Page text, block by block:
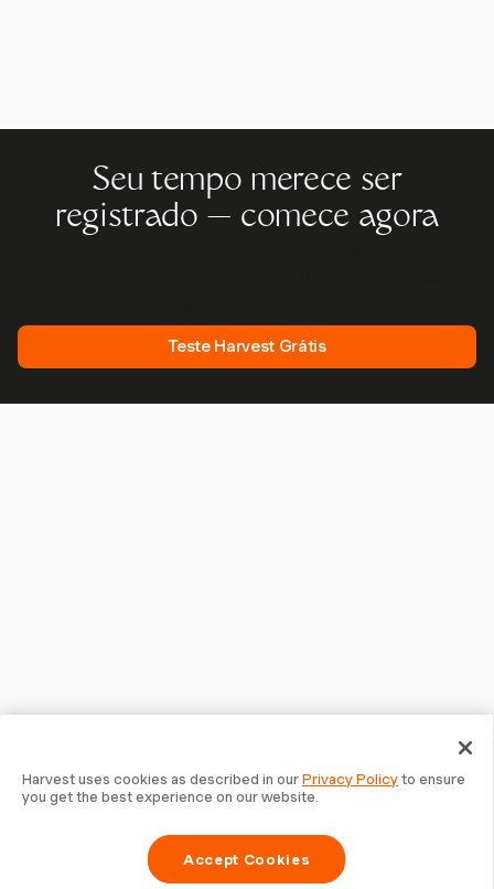
Seu tempo merece ser
registrado — comece agora
Teste Harvest Grátis
Harvest uses cookies as described in ourPrivacy Policyto ensure
you get the best experience on our website.
Accept Cookies